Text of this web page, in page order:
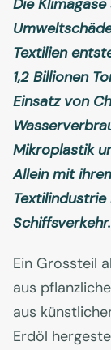
Die
Textilien
1,2 Billionen
Einsatz von
Mikroplastik
Allein mit
Schiffsverkehr.
Ein Grossteil
aus
aus
Erdöl